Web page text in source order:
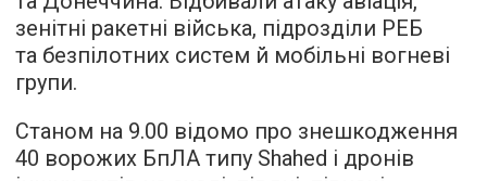
зенітні ракетні війська, підрозділи РЕБ
та безпілотних систем й мобільні вогневі
групи.
Станом на 9.00 відомо про знешкодження
40 ворожих БпЛА типу Shahed і дронів